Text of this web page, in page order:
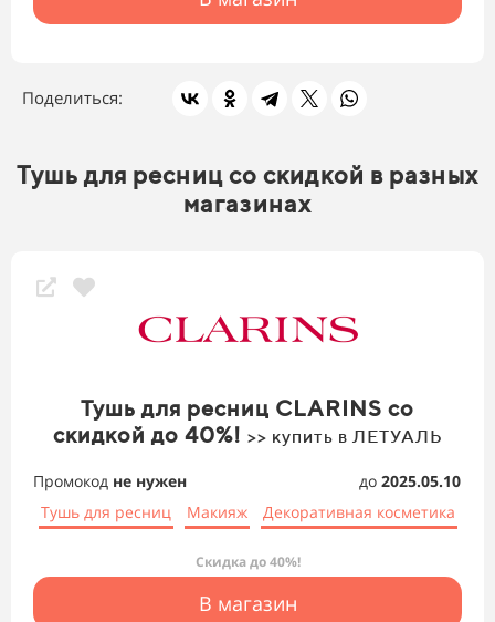
Поделиться:
Тушь для ресниц со скидкой в разных
магазинах
Тушь для ресниц CLARINS со
скидкой до 40%! >> купить в ЛЕТУАЛЬ
Промокод не нужен до 2025.05.10
Тушь для ресниц
Макияж Декоративная косметика
Скидка до 40%!
В магазин